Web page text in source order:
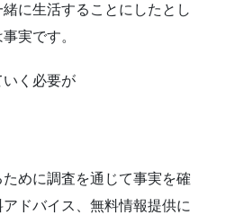
に生活することにしたとし
実です。
く必要が
めに調査を通じて事実を確
ドバイス、無料情報提供に